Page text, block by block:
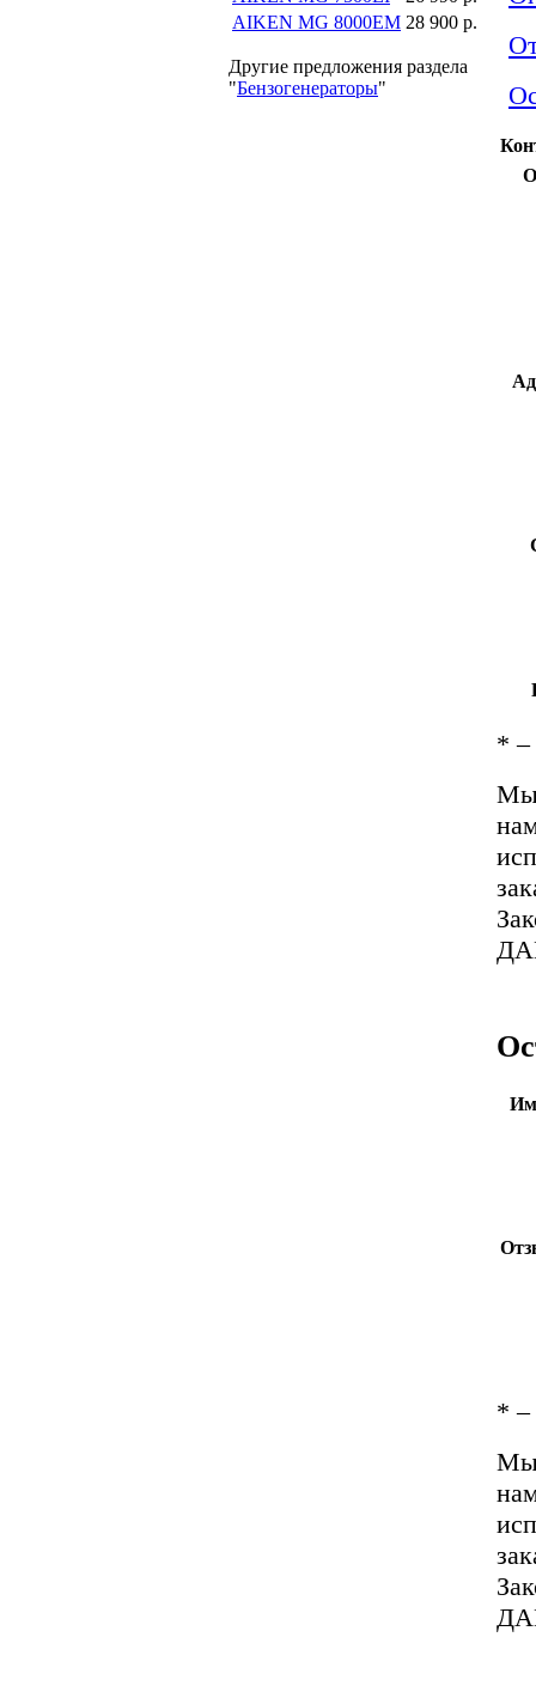
AIKEN MG 8000EM 28 900 р.
Другие предложения раздела
"Бензогенераторы"
* –
Мы
* –
Мы